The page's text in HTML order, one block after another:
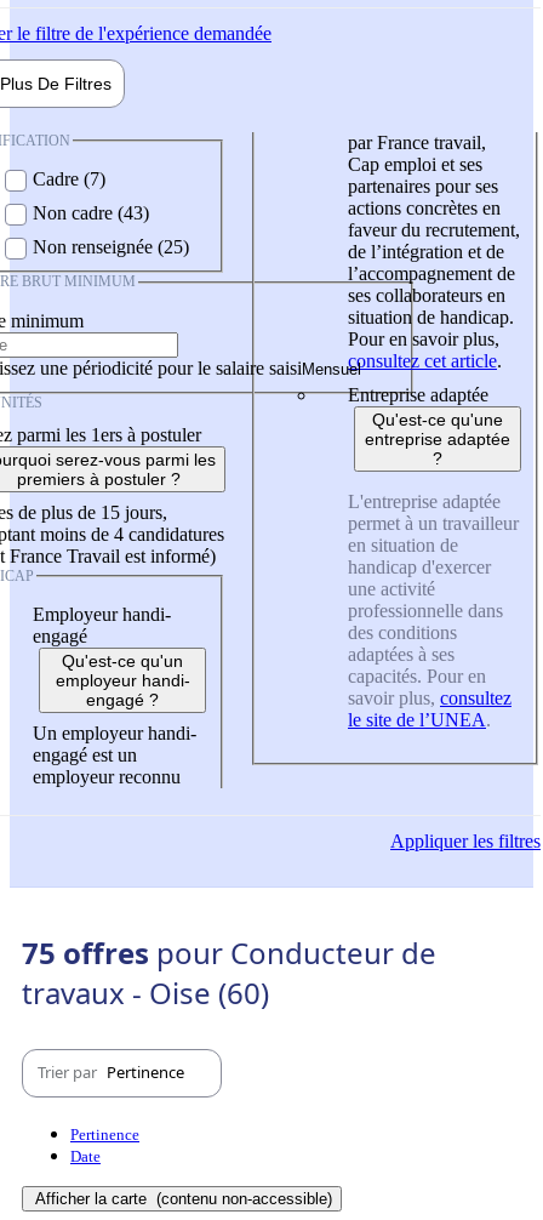
le filtre de l'expérience demandée
Plus De Filtres
Cadre (7)
Non cadre (43)
Non renseignée (25)
BRUT MINIMUM
minimum
une périodicité pour le salaire saisi
parmi les 1ers à postuler
serez-vous parmi les
premiers à postuler ?
de plus de 15 jours,
moins de 4 candidatures
France Travail est informé)
Employeur handi-
engagé
Qu'est-ce qu'un
employeur handi-
engagé ?
Un employeur handi-
engagé est un
employeur reconnu
par France travail,
Cap emploi et ses
partenaires pour ses
actions concrètes en
faveur du recrutement,
de l’intégration et de
l’accompagnement de
ses collaborateurs en
situation de handicap.
Pour en savoir plus,
consultez cet article.
Entreprise adaptée
Qu'est-ce qu'une
entreprise adaptée
?
L'entreprise adaptée
permet à un travailleur
en situation de
handicap d'exercer
une activité
professionnelle dans
des conditions
adaptées à ses
capacités. Pour en
savoir plus, consultez
le site de l’UNEA.
Appliquerles filtres
75 offres pour Conducteur de
travaux - Oise (60)
Trier par Pertinence
Pertinence
Date
Afficher la carte (contenu non-accessible)